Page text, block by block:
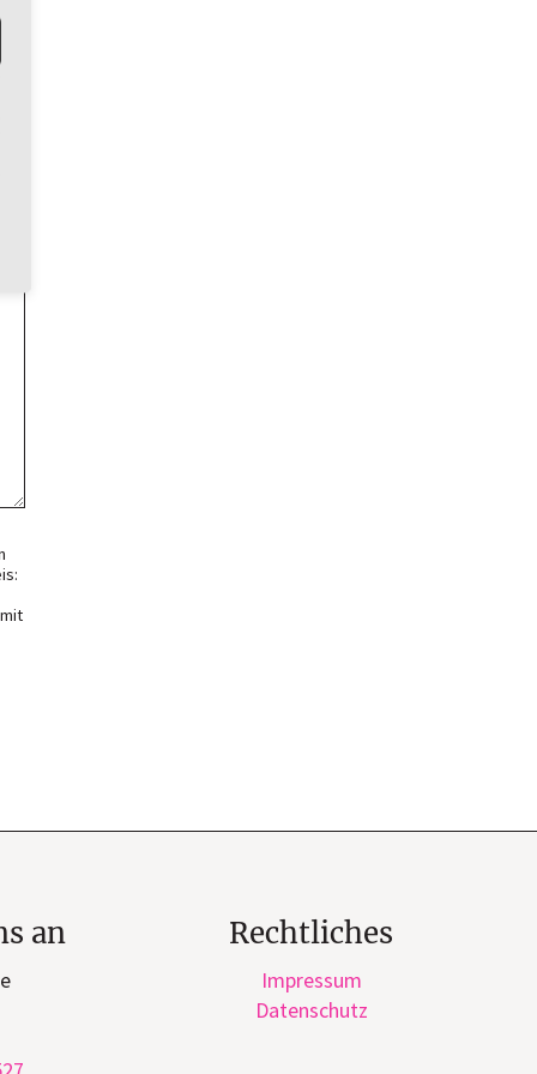
an Rechtliches
Impressum
Datenschutz